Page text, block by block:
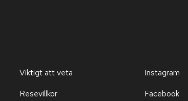
Viktigt att veta
Resevillkor
Instagram
Facebook